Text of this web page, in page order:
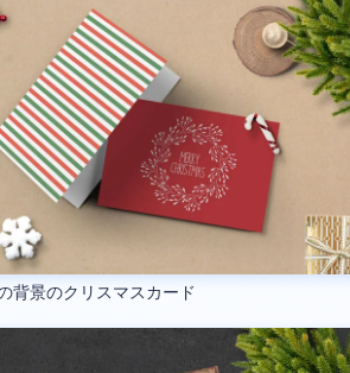
背景のクリスマスカード